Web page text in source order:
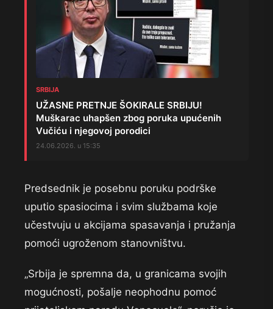
SRBIJA
UŽASNE PRETNJE ŠOKIRALE SRBIJU!
Muškarac uhapšen zbog poruka upućenih
Vučiću i njegovoj porodici
24.06.2026. u 15:35
Predsednik je posebnu poruku podrške
uputio spasiocima i svim službama koje
učestvuju u akcijama spasavanja i pružanja
pomoći ugroženom stanovništvu.
„Srbija je spremna da, u granicama svojih
mogućnosti, pošalje neophodnu pomoć